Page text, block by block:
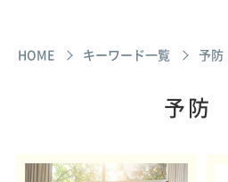
HOME キーワード一覧 予防
予防